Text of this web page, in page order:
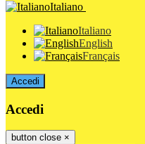
Italiano
Italiano
English
Français
Accedi
Accedi
button close ×